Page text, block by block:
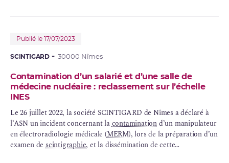
Publié le 17/07/2023
SCINTIGARD 30000 Nîmes
Contamination d’un salarié et d’une salle de
médecine nucléaire : reclassement sur l’échelle
INES
Le 26 juillet 2022, la société SCINTIGARD de Nîmes a déclaré à
l’ASN un incident concernant lacontaminationd’un manipulateur
en électroradiologie médicale (MERM), lors de la préparation d’un
examen de scintigraphie, et la dissémination de cette